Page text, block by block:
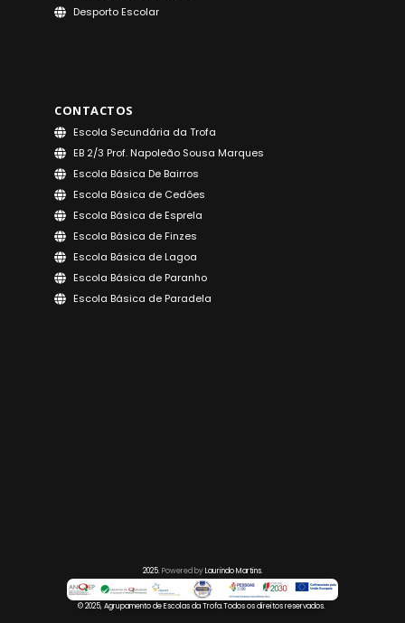
Desporto Escolar
CONTACTOS
Escola Secundária da Trofa
EB 2/3 Prof. Napoleão Sousa Marques
Escola Básica De Bairros
Escola Básica de Cedões
Escola Básica de Esprela
Escola Básica de Finzes
Escola Básica de Lagoa
Escola Básica de Paranho
Escola Básica de Paradela
2025. Powered byLaurindo Martins.
© 2025, Agrupamento de Escolas da Trofa.Todos os direitos reservados.